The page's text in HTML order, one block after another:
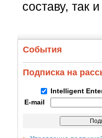
составу, так
События
Подписка на
Intelligent
E-mail